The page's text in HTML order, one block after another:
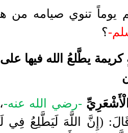
يوماً تنوي صيامه من
؟
كريمة يطَّلعُ الله فيها
-رضي الله عنه-
: ( إِنَّ اللَّهَ لَيَطَّلِعُ